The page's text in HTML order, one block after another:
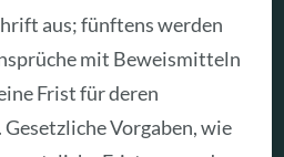
aus; fünftens werden
mit Beweismitteln
Frist für deren
Vorgaben, wie